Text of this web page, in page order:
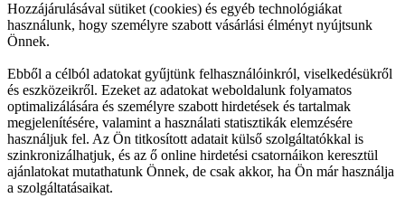
Hozzájárulásával sütiket (cookies) és egyéb technológiákat
használunk, hogy személyre szabott vásárlási élményt nyújtsunk
Önnek.
Ebből a célból adatokat gyűjtünk felhasználóinkról, viselkedésükről
és eszközeikről. Ezeket az adatokat weboldalunk folyamatos
optimalizálására és személyre szabott hirdetések és tartalmak
megjelenítésére, valamint a használati statisztikák elemzésére
használjuk fel. Az Ön titkosított adatait külső szolgáltatókkal is
szinkronizálhatjuk, és az ő online hirdetési csatornáikon keresztül
ajánlatokat mutathatunk Önnek, de csak akkor, ha Ön már használja
a szolgáltatásaikat.